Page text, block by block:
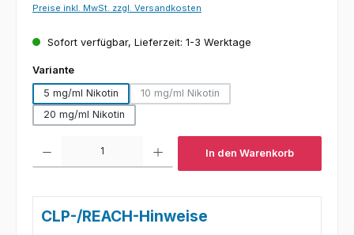
Preise inkl. MwSt. zzgl. Versandkosten
Sofort verfügbar, Lieferzeit: 1-3 Werktage
Varianteauswählen
5 mg/ml Nikotin
10 mg/ml Nikotin
(Diese Option ist zurzeit nicht
20 mg/ml Nikotin
In den Warenkorb
CLP-/REACH-Hinweise